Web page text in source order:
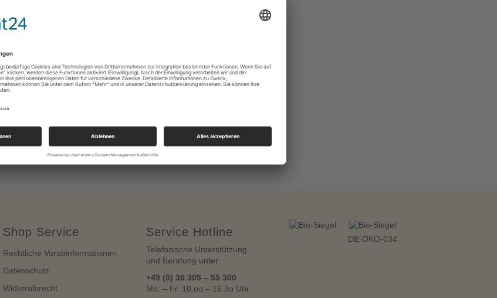
Shop Service
Rechtliche Vorabinformationen
Datenschutz
Widerrufsrecht
Service Hotline
Telefonische Unterstützung
und Beratung unter:
+49 (0) 38 305 – 55 300
Mo. – Fr. 10.oo – 16.3o Uhr
DE-ÖKO-034